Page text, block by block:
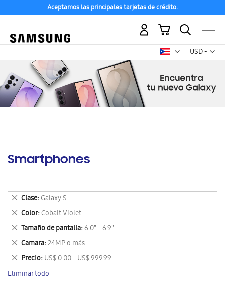
Aceptamos las principales tarjetas de crédito.
USD -
dólar
Mi carrito
Smartphones
Clase Galaxy S
Eliminar
este
artículo
Color Cobalt Violet
Eliminar
este
artículo
Tamaño de pantalla 6.0" - 6.9"
Eliminar
este
artículo
Camara 24MP o más
Eliminar
este
artículo
Precio US$ 0.00 - US$ 999.99
Eliminar
este
artículo
Eliminar todo